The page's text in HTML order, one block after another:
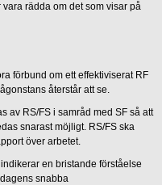
rädda om det som visar på
förbund om ett effektiviserat RF
återstår att se.
av RS/FS i samråd med SF så att
snarast möjligt. RS/FS ska
över arbetet.
en bristande förståelse
snabba